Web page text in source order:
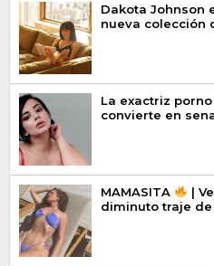
Dakota Johnson
nueva colección
La exactriz
convierte en
MAMASITA
|
diminuto traje